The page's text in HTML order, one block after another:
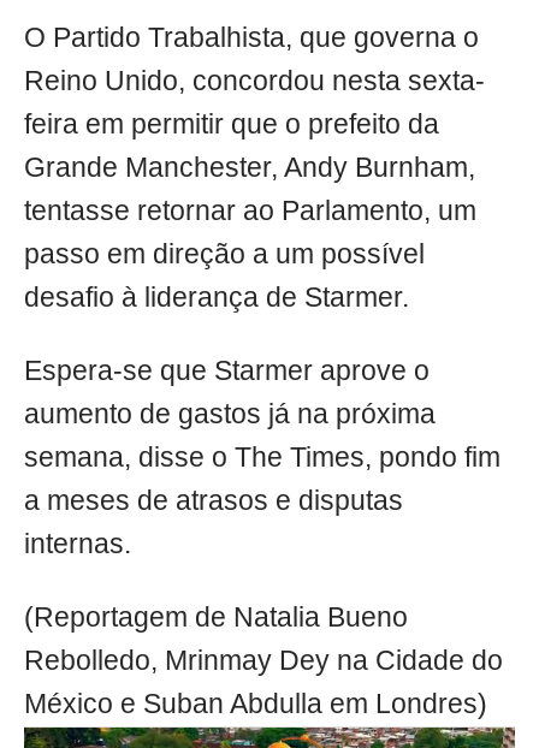
O Partido Trabalhista, que governa o
Reino Unido, concordou nesta sexta-
feira em permitir que o prefeito da
Grande Manchester, Andy Burnham,
tentasse retornar ao Parlamento, um
passo em direção a um possível
desafio à liderança de Starmer.
Espera-se que Starmer aprove o
aumento de gastos já na próxima
semana, disse o The Times, pondo fim
a meses de atrasos e disputas
internas.
(Reportagem de Natalia Bueno
Rebolledo, Mrinmay Dey na Cidade do
México e Suban Abdulla em Londres)